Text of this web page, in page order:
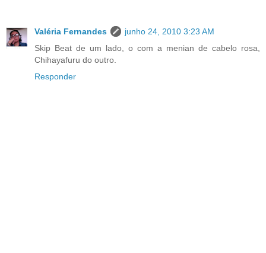
Valéria Fernandes
junho 24, 2010 3:23 AM
Skip Beat de um lado, o com a menian de cabelo rosa,
Chihayafuru do outro.
Responder